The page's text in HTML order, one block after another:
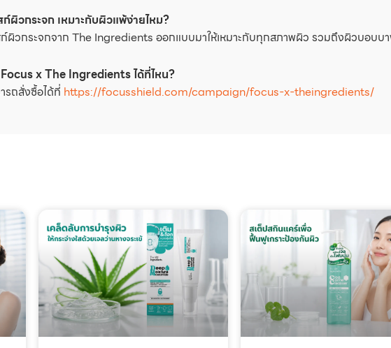
ผิวกระจก เหมาะกับผิวแพ้ง่ายไหม?
ผิวกระจกจาก The Ingredients ออกแบบมาให้เหมาะกับทุกสภาพผิว รวมถึงผิวบอบบ
x The Ingredients ได้ที่ไหน?
รถสั่งซื้อได้ที่ https://focusshield.com/campaign/focus-x-theingredients/